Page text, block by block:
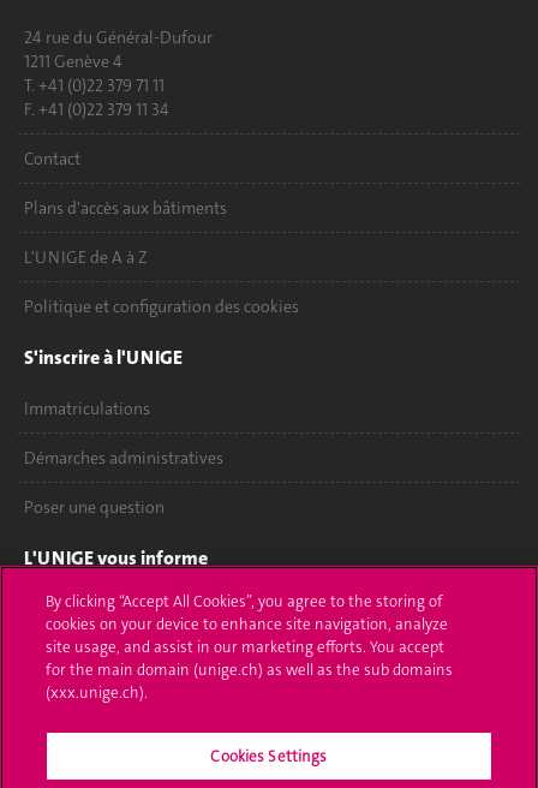
24 rue du Général-Dufour
1211 Genève 4
T. +41 (0)22 379 71 11
F. +41 (0)22 379 11 34
Contact
Plans d'accès aux bâtiments
L'UNIGE de A à Z
Politique et configuration des cookies
S'inscrire à l'UNIGE
Immatriculations
Démarches administratives
Poser une question
L'UNIGE vous informe
UNIGE Mobile
Médias
Offres d'emploi
By clicking “Accept All Cookies”, you agree to the storing of
cookies on your device to enhance site navigation, analyze
site usage, and assist in our marketing efforts. You accept
for the main domain (unige.ch) as well as the sub domains
(xxx.unige.ch).
Cookies Settings